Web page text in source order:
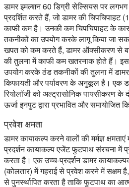
डामर इमल्शन 60 डिग्री सेल्सियस पर
प्रदर्शित करते हैं, जो डामर की
काफी कम है। उनकी कम चिपचिपाहट के
तकनीकों का उपयोग करके लागू किया जा
खपत को कम करते हैं, डामर ऑक्सीकरण से
की तुलना में काफी कम खतरनाक होते हैं।
उपयोग करके ठंड तकनीकों की तुलना में
किफायती और पर्यावरण के अनुकूल है। एक
रियोलॉजी को अल्ट्रासोनिक पायसीकरण के
ऊर्जा इनपुट द्वारा प्रभावित और समायोजित
प्रवेश क्षमता
डामर कायाकल्प करने वालों की मर्मज्ञ
प्रदर्शन कायाकल्प एजेंट फुटपाथ संरचना
करता है। एक उच्च-प्रदर्शन डामर
(कोलतार) में गहराई से प्रवेश करने में सक्षम
से पुनर्स्थापित करता है ताकि फुटपाथ का